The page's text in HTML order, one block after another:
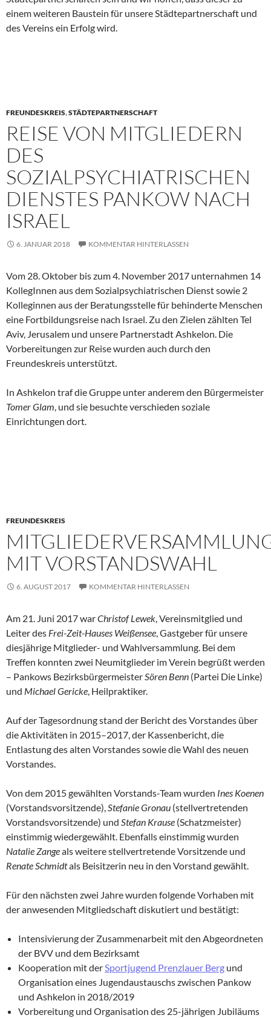
einem weiteren Baustein für unsere Städtepartnerschaft und
des Vereins ein Erfolg wird.
FREUNDESKREIS,STÄDTEPARTNERSCHAFT
REISE VON MITGLIEDERN
DES
SOZIALPSYCHIATRISCHEN
DIENSTES PANKOW NACH
ISRAEL
6. JANUAR 2018 KOMMENTAR HINTERLASSEN
Vom 28. Oktober bis zum 4. November 2017 unternahmen 14
KollegInnen aus dem Sozialpsychiatrischen Dienst sowie 2
Kolleginnen aus der Beratungsstelle für behinderte Menschen
eine Fortbildungsreise nach Israel. Zu den Zielen zählten Tel
Aviv, Jerusalem und unsere Partnerstadt Ashkelon. Die
Vorbereitungen zur Reise wurden auch durch den
Freundeskreis unterstützt.
In Ashkelon traf die Gruppe unter anderem den Bürgermeister
Tomer Glam, und sie besuchte verschieden soziale
Einrichtungen dort.
FREUNDESKREIS
MIT VORSTANDSWAHL
6. AUGUST 2017 KOMMENTAR HINTERLASSEN
Am 21. Juni 2017 warChristof Lewek, Vereinsmitglied und
Leiter des Frei-Zeit-Hauses Weißensee, Gastgeber für unsere
diesjährige Mitglieder- und Wahlversammlung. Bei dem
Treffen konnten zwei Neumitglieder im Verein begrüßt werden
– Pankows BezirksbürgermeisterSören Benn (Partei Die Linke)
und Michael Gericke, Heilpraktiker.
Auf der Tagesordnung stand der Bericht des Vorstandes über
die Aktivitäten in 2015–2017, der Kassenbericht, die
Entlastung des alten Vorstandes sowie die Wahl des neuen
Vorstandes.
Von dem 2015 gewählten Vorstands-Team wurden Ines Koenen
(Vorstandsvorsitzende),Stefanie Gronau (stellvertretenden
Vorstandsvorsitzende) und Stefan Krause (Schatzmeister)
einstimmig wiedergewählt. Ebenfalls einstimmig wurden
Natalie Zangeals weitere stellvertretende Vorsitzende und
Renate Schmidtals Beisitzerin neu in den Vorstand gewählt.
Für den nächsten zwei Jahre wurden folgende Vorhaben mit
der anwesenden Mitgliedschaft diskutiert und bestätigt:
Intensivierung der Zusammenarbeit mit den Abgeordneten
der BVV und dem Bezirksamt
Kooperation mit derSportjugend Prenzlauer Berg und
Organisation eines Jugendaustauschs zwischen Pankow
und Ashkelon in 2018/2019
Vorbereitung und Organisation des 25-jährigen Jubiläums